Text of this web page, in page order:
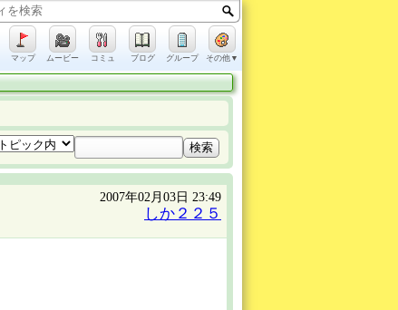
マップ ムービー コミュ ブログ グループ その他▼
2007年02月03日 23:49
しか２２５